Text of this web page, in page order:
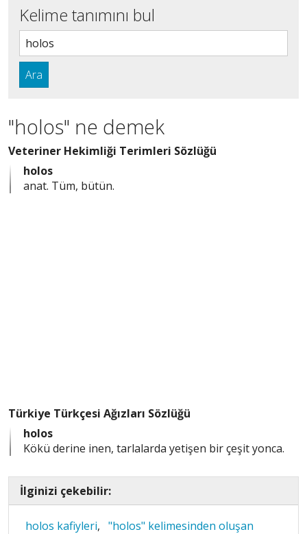
Kelime tanımını bul
Ara
"holos" ne demek
Veteriner Hekimliği Terimleri Sözlüğü
holos
anat. Tüm, bütün.
Türkiye Türkçesi Ağızları Sözlüğü
holos
Kökü derine inen, tarlalarda yetişen bir çeşit yonca.
İlginizi çekebilir:
holos kafiyleri, "holos" kelimesinden oluşan